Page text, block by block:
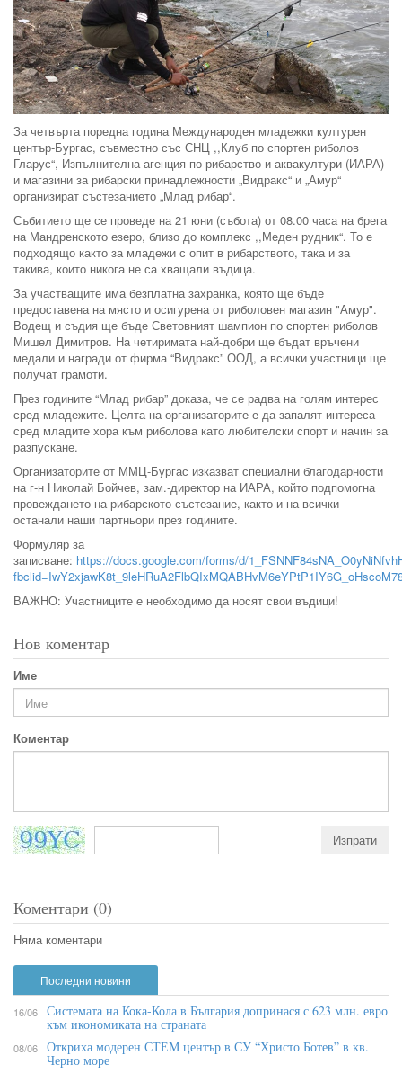
За четвърта поредна година Международен младежки културен
център-Бургас, съвместно със СНЦ ,,Клуб по спортен риболов
Гларус“, Изпълнителна агенция по рибарство и аквакултури (ИАРА)
и магазини за рибарски принадлежности „Видракс“ и „Амур“
организират състезанието „Млад рибар“.
Събитието ще се проведе на 21 юни (събота) от 08.00 часа на брега
на Мандренското езеро, близо до комплекс ,,Меден рудник“. То е
подходящо както за младежи с опит в рибарството, така и за
такива, които никога не са хващали въдица.
За участващите има безплатна захранка, която ще бъде
предоставена на място и осигурена от риболовен магазин "Амур".
Водещ и съдия ще бъде Световният шампион по спортен риболов
Мишел Димитров. На четиримата най-добри ще бъдат връчени
медали и награди от фирма “Видракс” ООД, а всички участници ще
получат грамоти.
През годините “Млад рибар” доказа, че се радва на голям интерес
сред младежите. Целта на организаторите е да запалят интереса
сред младите хора към риболова като любителски спорт и начин за
разпускане.
Организаторите от ММЦ-Бургас изказват специални благодарности
на г-н Николай Бойчев, зам.-директор на ИАРА, който подпомогна
провеждането на рибарското състезание, както и на всички
останали наши партньори през годините.
Формуляр за
записване: https://docs.google.com/forms/d/
ВАЖНО: Участниците е необходимо да носят свои въдици!
Нов коментар
Име
Коментар
Коментари (0)
Няма коментари
Последни новини
16/06 Системата на Кока-Кола в България допринася с 623 млн. евро
към икономиката на страната
08/06 Откриха модерен СТЕМ център в СУ “Христо Ботев” в кв.
Черно море